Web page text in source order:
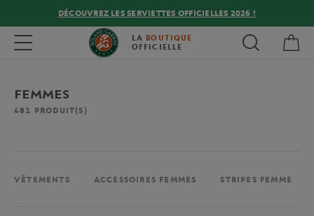
DÉCOUVREZ LES SERVIETTES OFFICIELLES 2026 !
Toggle navigation LA BOUTIQUE
OFFICIELLE
FEMMES
481 PRODUIT(S)
VÊTEMENTS ACCESSOIRES FEMMES STRIPES FEMME